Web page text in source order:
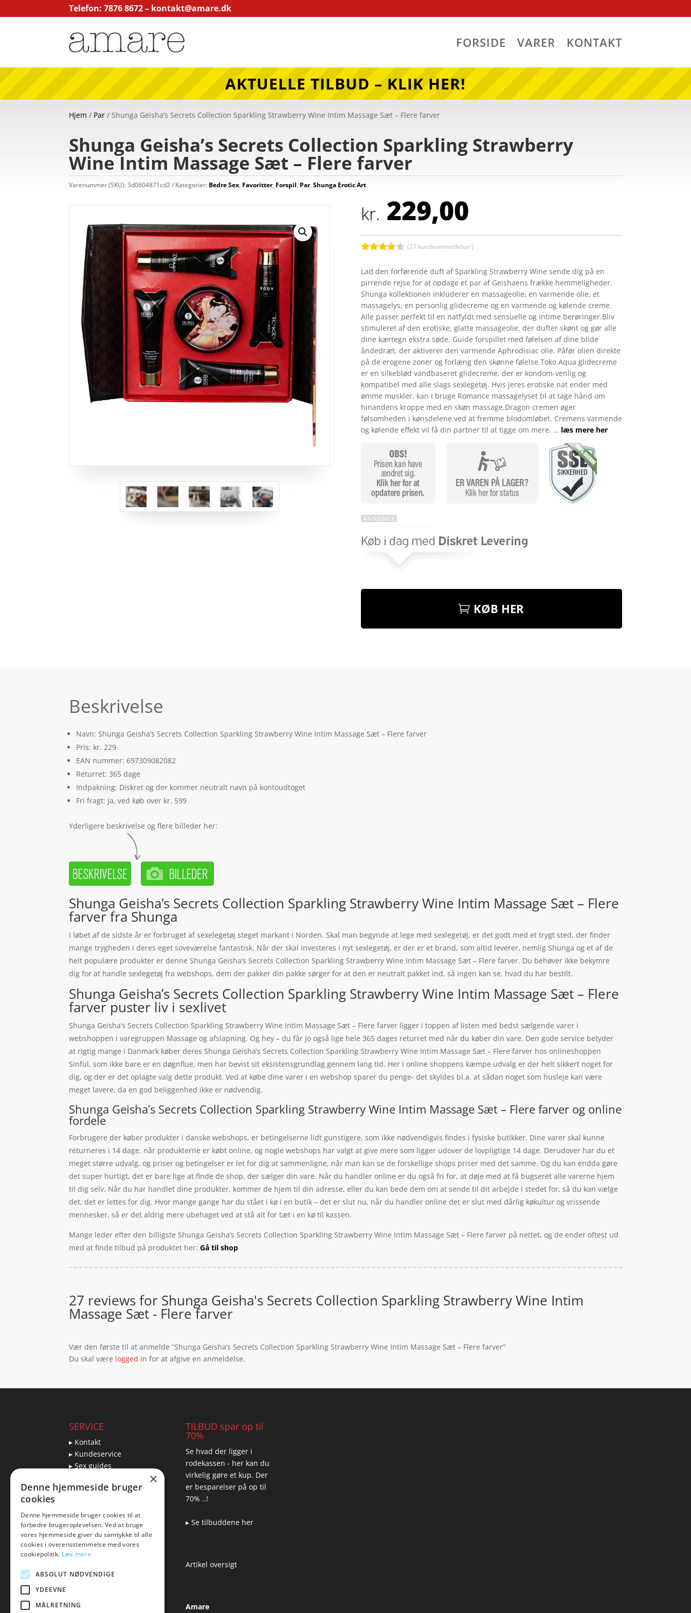
Telefon: 7876 8672 – kontakt@amare.dk
FORSIDE VARER KONTAKT
AKTUELLE TILBUD – KLIK HER!
Hjem / Par / Shunga Geisha’s Secrets Collection Sparkling Strawberry Wine Intim Massage Sæt – Flere farver
Shunga Geisha’s Secrets Collection Sparkling Strawberry
Wine Intim Massage Sæt – Flere farver
Varenummer (SKU):3d0604871cd2 Kategorier: Bedre Sex, Favoritter, Forspil, Par,Shunga Erotic Art
kr. 229,00
ud af 5
baseret
på
kundebed
ømmels
er
(27 kundeanmeldelser)
Lad den forførende duft af Sparkling Strawberry Wine sende dig på en
pirrende rejse for at opdage et par af Geishaens frække hemmeligheder.
Shunga kollektionen inkluderer en massageolie, en varmende olie, et
massagelys, en personlig glidecreme og en varmende og kølende creme.
Alle passer perfekt til en natfyldt med sensuelle og intime berøringer.Bliv
stimuleret af den erotiske, glatte massageolie, der dufter skønt og gør alle
dine kærtegn ekstra søde. Guide forspillet med følelsen af dine blide
åndedræt, der aktiverer den varmende Aphrodisiac olie. Påfør olien direkte
på de erogene zoner og forlæng den skønne følelse.Toko Aqua glidecreme
er en silkeblød vandbaseret glidecreme, der er kondom-venlig og
kompatibel med alle slags sexlegetøj. Hvis jeres erotiske nat ender med
ømme muskler, kan I bruge Romance massagelyset til at tage hånd om
hinandens kroppe med en skøn massage.Dragon cremen øger
følsomheden i kønsdelene ved at fremme blodomløbet. Cremens varmende
og kølende effekt vil få din partner til at tigge om mere. … læs mere her
KØB HER
Beskrivelse
Navn: Shunga Geisha’s Secrets Collection Sparkling Strawberry Wine Intim Massage Sæt – Flere farver
Pris: kr. 229
EAN nummer: 697309082082
Returret: 365 dage
Indpakning: Diskret og der kommer neutralt navn på kontoudtoget
Fri fragt: Ja, ved køb over kr. 599
Yderligere beskrivelse og flere billeder her:
Shunga Geisha’s Secrets Collection Sparkling Strawberry Wine Intim Massage Sæt – Flere
farver fra Shunga
I løbet af de sidste år er forbruget af sexelegetøj steget markant i Norden. Skal man begynde at lege med sexlegetøj, er det godt med et trygt sted, der finder
mange trygheden i deres eget soveværelse fantastisk. Når der skal investeres i nyt sexlegetøj, er der er et brand, som altid leverer, nemlig Shunga og et af de
helt populære produkter er denne Shunga Geisha’s Secrets Collection Sparkling Strawberry Wine Intim Massage Sæt – Flere farver. Du behøver ikke bekymre
dig for at handle sexlegetøj fra webshops, dem der pakker din pakke sørger for at den er neutralt pakket ind, så ingen kan se, hvad du har bestilt.
Shunga Geisha’s Secrets Collection Sparkling Strawberry Wine Intim Massage Sæt – Flere
farver puster liv i sexlivet
Shunga Geisha’s Secrets Collection Sparkling Strawberry Wine Intim Massage Sæt – Flere farver ligger i toppen af listen med bedst sælgende varer i
webshoppen i varegruppen Massage og afslapning. Og hey – du får jo også lige hele 365 dages returret med når du køber din vare. Den gode service betyder
at rigtig mange i Danmark køber deres Shunga Geisha’s Secrets Collection Sparkling Strawberry Wine Intim Massage Sæt – Flere farver hos onlineshoppen
Sinful, som ikke bare er en døgnflue, men har bevist sit eksistensgrundlag gennem lang tid. Her i online shoppens kæmpe udvalg er der helt sikkert noget for
dig, og der er det oplagte valg dette produkt. Ved at købe dine varer i en webshop sparer du penge- det skyldes bl.a. at sådan noget som husleje kan være
meget lavere, da en god beliggenhed ikke er nødvendig.
Shunga Geisha’s Secrets Collection Sparkling Strawberry Wine Intim Massage Sæt – Flere farver og online
fordele
Forbrugere der køber produkter i danske webshops, er betingelserne lidt gunstigere, som ikke nødvendigvis findes i fysiske butikker. Dine varer skal kunne
returneres i 14 dage. når produkterne er købt online, og nogle webshops har valgt at give mere som ligger udover de lovpligtige 14 dage. Derudover har du et
meget større udvalg, og priser og betingelser er let for dig at sammenligne, når man kan se de forskellige shops priser med det samme. Og du kan endda gøre
det super hurtigt, det er bare lige at finde de shop, der sælger din vare. Når du handler online er du også fri for, at døje med at få bugseret alle varerne hjem
til dig selv. Når du har handlet dine produkter, kommer de hjem til din adresse, eller du kan bede dem om at sende til dit arbejde i stedet for, så du kan vælge
det, det er lettes for dig. Hvor mange gange har du stået i kø i en butik – det er slut nu, når du handler online det er slut med dårlig køkultur og vrissende
mennesker, så er det aldrig mere ubehaget ved at stå alt for tæt i en kø til kassen.
Mange leder efter den billigste Shunga Geisha’s Secrets Collection Sparkling Strawberry Wine Intim Massage Sæt – Flere farver på nettet, og de ender oftest ud
med at finde tilbud på produktet her:Gå til shop
27 reviews for Shunga Geisha's Secrets Collection Sparkling Strawberry Wine Intim
Massage Sæt - Flere farver
Vær den første til at anmelde “Shunga Geisha’s Secrets Collection Sparkling Strawberry Wine Intim Massage Sæt – Flere farver”
Du skal være logged in for at afgive en anmeldelse.
SERVICE
▸ Kontakt
▸ Kundeservice
▸ Sex guides
▸ Returnering
Blog
Pris, kvalitet & sexlegetøj
– hvordan hænger det
sammen?
TILBUD spar op til
70%
Se hvad der ligger i
rodekassen - her kan du
virkelig gøre et kup. Der
er besparelser på op til
70% ..!
▸ Se tilbuddene her
Artikel oversigt
Amare
×
Denne hjemmeside bruger
cookies
Denne hjemmeside bruger cookies til at
forbedre brugeroplevelsen. Ved at bruge
vores hjemmeside giver du samtykke til alle
cookies i overensstemmelse med vores
cookiepolitik. Læs mere
ABSOLUT NØDVENDIGE
YDEEVNE
MÅLRETNING